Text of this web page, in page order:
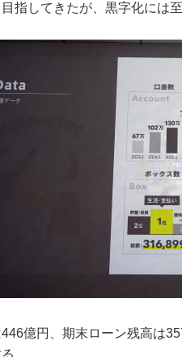
指してきたが、黒字化には至
億円、期末ローン残高は
。